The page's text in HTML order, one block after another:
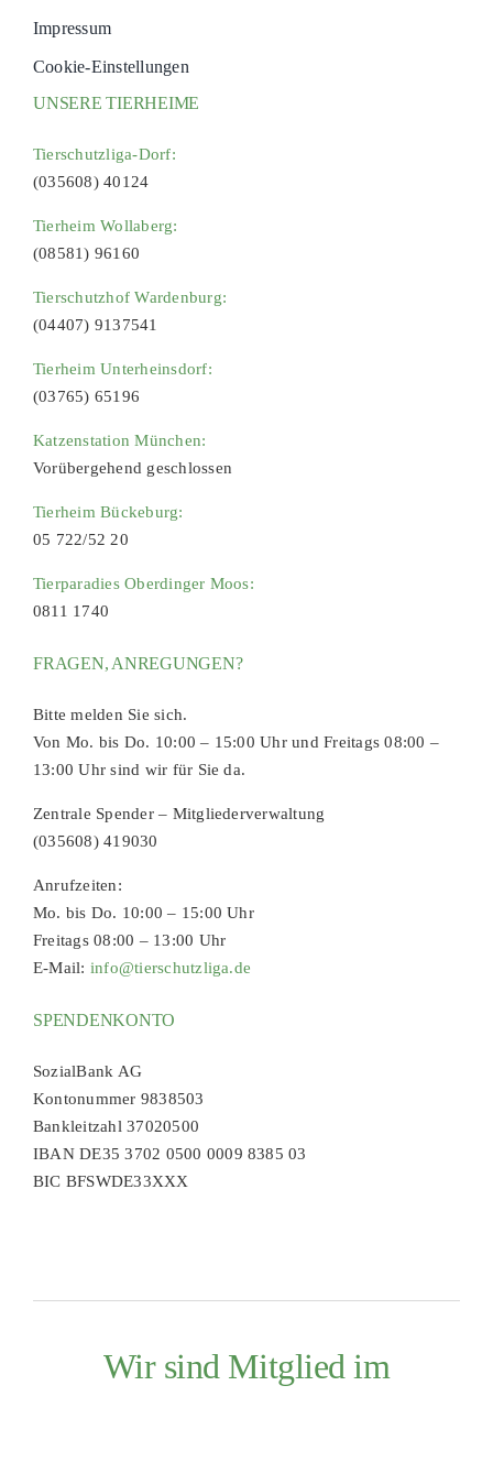
Impressum
Cookie-Einstellungen
UNSERE TIERHEIME
Tierschutzliga-Dorf:
(035608) 40124
Tierheim Wollaberg:
(08581) 96160
Tierschutzhof Wardenburg:
(04407) 9137541
Tierheim Unterheinsdorf:
(03765) 65196
Katzenstation München:
Vorübergehend geschlossen
Tierheim Bückeburg:
05 722/52 20
Tierparadies Oberdinger Moos:
0811 1740
FRAGEN, ANREGUNGEN?
Bitte melden Sie sich.
Von Mo. bis Do. 10:00 – 15:00 Uhr und Freitags 08:00 –
13:00 Uhr sind wir für Sie da.
Zentrale Spender – Mitgliederverwaltung
(035608) 419030
Anrufzeiten:
Mo. bis Do. 10:00 – 15:00 Uhr
Freitags 08:00 – 13:00 Uhr
E-Mail: info@tierschutzliga.de
SPENDENKONTO
SozialBank AG
Kontonummer 9838503
Bankleitzahl 37020500
IBAN DE35 3702 0500 0009 8385 03
BIC BFSWDE33XXX
Wir sind Mitglied im